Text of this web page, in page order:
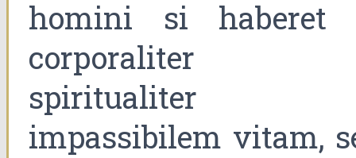
homini si haberet
corporaliter
spiritualiter
impassibilem vitam,